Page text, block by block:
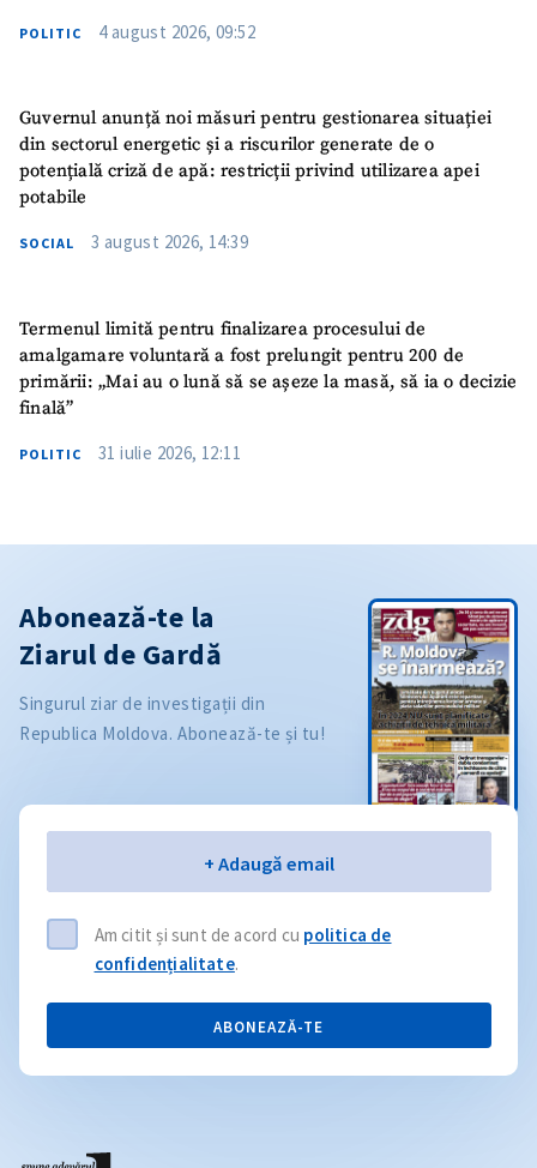
POLITIC 4 august 2026, 09:52
Guvernul anunță noi măsuri pentru gestionarea situației
din sectorul energetic și a riscurilor generate de o
potențială criză de apă: restricții privind utilizarea apei
potabile
SOCIAL 3 august 2026, 14:39
Termenul limită pentru finalizarea procesului de
amalgamare voluntară a fost prelungit pentru 200 de
primării: „Mai au o lună să se așeze la masă, să ia o decizie
finală”
POLITIC 31 iulie 2026, 12:11
Abonează-te la
Ziarul de Gardă
Singurul ziar de investigații din
Republica Moldova. Abonează-te și tu!
+ Adaugă email
Am citit și sunt de acord cu politica de
confidențialitate.
ABONEAZĂ-TE